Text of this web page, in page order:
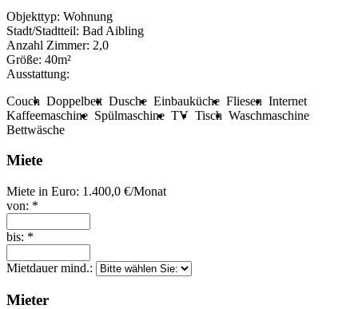
Objekttyp: Wohnung
Stadt/Stadtteil: Bad Aibling
Anzahl Zimmer: 2,0
Größe: 40m²
Ausstattung:
Couch Doppelbett Dusche Einbauküche Fliesen Internet
Kaffeemaschine Spülmaschine TV Tisch Waschmaschine
Bettwäsche
Miete
Miete in Euro: 1.400,0 €/Monat
von: *
bis: *
Mietdauer mind.:
Mieter